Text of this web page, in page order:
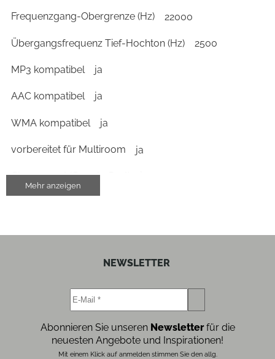
Frequenzgang-Obergrenze (Hz) 22000
Übergangsfrequenz Tief-Hochton (Hz) 2500
MP3 kompatibel ja
AAC kompatibel ja
WMA kompatibel ja
vorbereitet für Multiroom ja
Chromecast (Google Cast)
Anschlüsse
Mehr anzeigen
NEWSLETTER
Abonnieren Sie unseren Newsletterfür die
neuesten Angebote und Inspirationen!
Mit einem Klick auf anmelden stimmen Sie den allg.